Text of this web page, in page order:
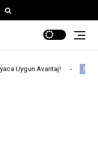
Ford Trucks